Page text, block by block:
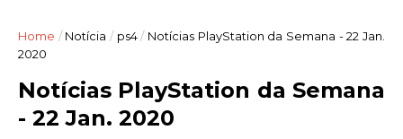
Home / Notícia / ps4 / Notícias PlayStation da Semana - 22 Jan.
2020
Notícias PlayStation da Semana
- 22 Jan. 2020